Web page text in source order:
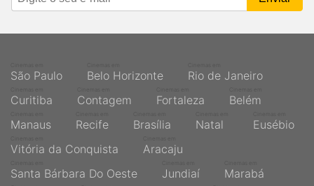
São Paulo Belo Horizonte Rio de Janeiro
Curitiba Contagem Fortaleza Belém
Manaus Recife Brasília Natal Eusébio
Vitória da Conquista Aracaju
Santa Bárbara Do Oeste Jundiaí Marabá